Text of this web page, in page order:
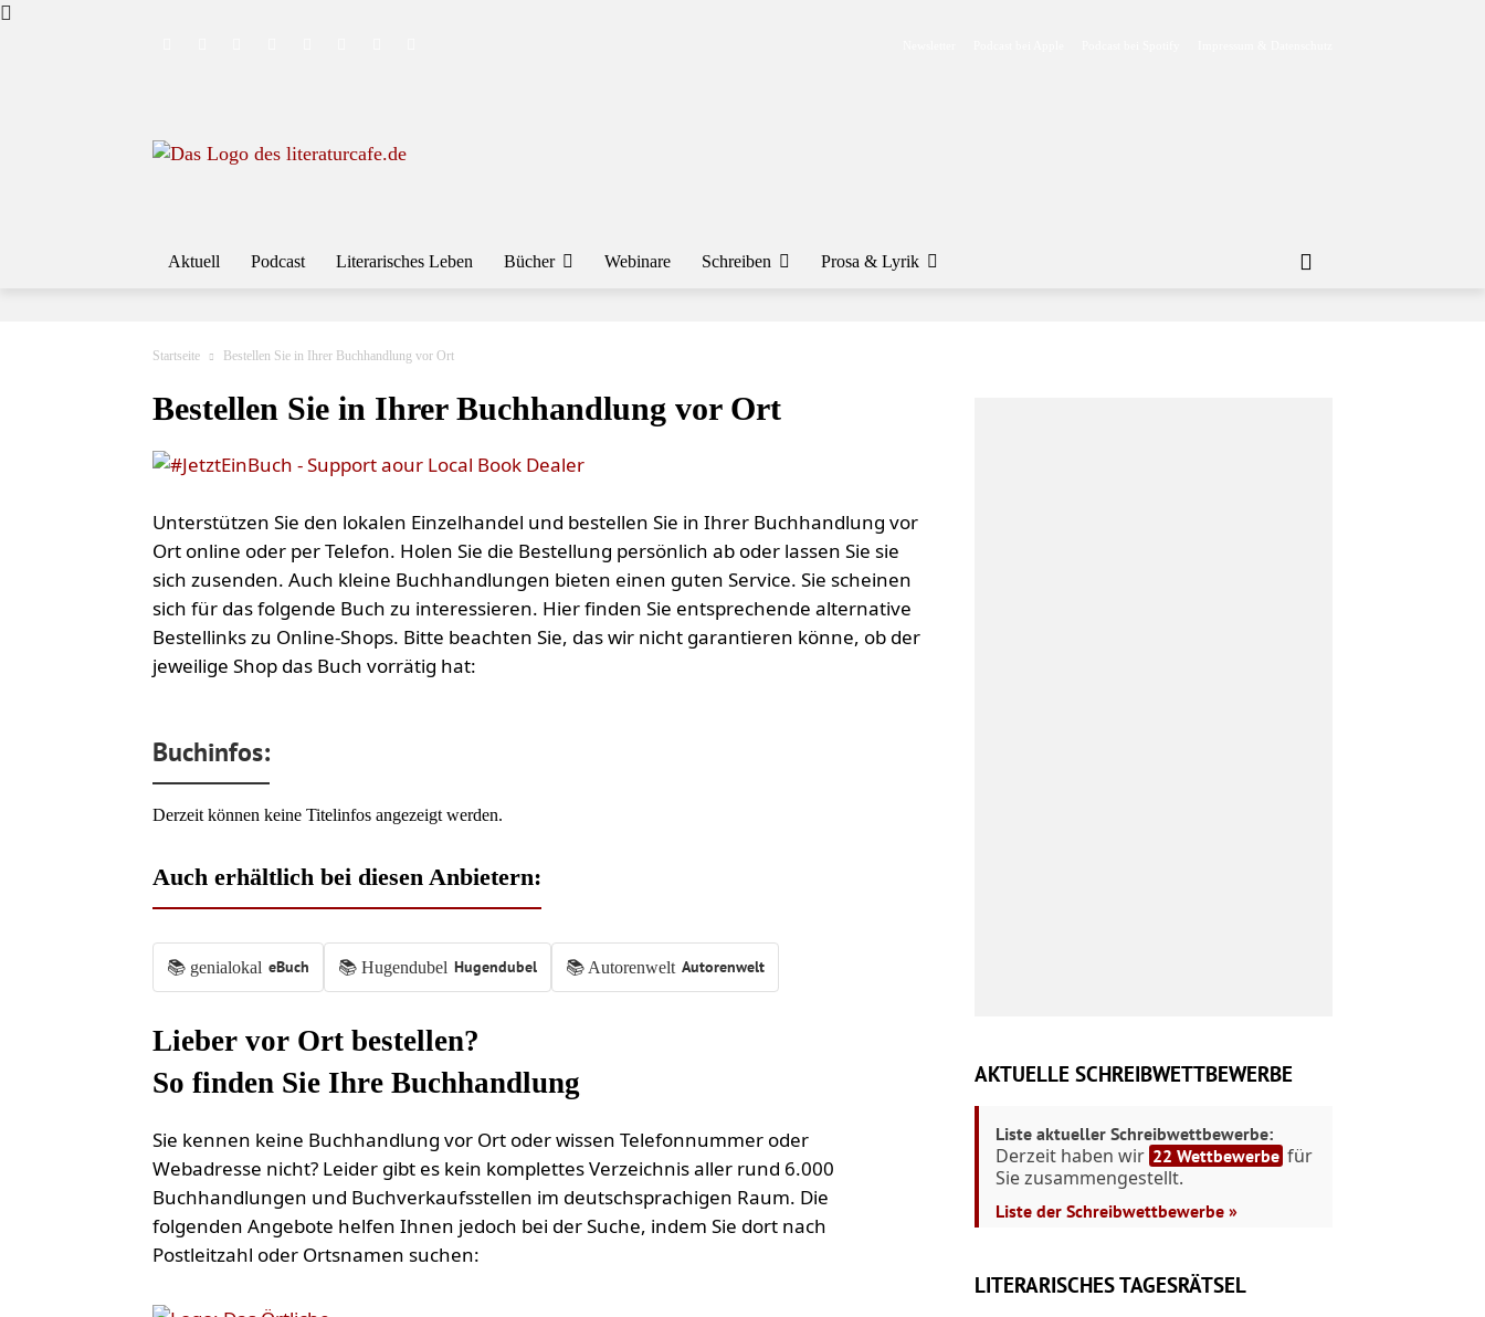
Aktuell Podcast Literarisches Leben Bücher Webinare Schreiben Prosa & Lyrik
Startseite Bestellen Sie in Ihrer Buchhandlung vor Ort
Bestellen Sie in Ihrer Buchhandlung vor Ort
Unterstützen Sie den lokalen Einzelhandel und bestellen Sie in Ihrer Buchhandlung vor
Ort online oder per Telefon. Holen Sie die Bestellung persönlich ab oder lassen Sie sie
sich zusenden. Auch kleine Buchhandlungen bieten einen guten Service. Sie scheinen
sich für das folgende Buch zu interessieren. Hier finden Sie entsprechende alternative
Bestellinks zu Online-Shops. Bitte beachten Sie, das wir nicht garantieren könne, ob der
jeweilige Shop das Buch vorrätig hat:
Buchinfos:
Derzeit können keine Titelinfos angezeigt werden.
Auch erhältlich bei diesen Anbietern:
📚 genialokal eBuch 📚 Hugendubel Hugendubel 📚 Autorenwelt Autorenwelt
Lieber vor Ort bestellen?
So finden Sie Ihre Buchhandlung
Sie kennen keine Buchhandlung vor Ort oder wissen Telefonnummer oder
Webadresse nicht? Leider gibt es kein komplettes Verzeichnis aller rund 6.000
Buchhandlungen und Buchverkaufsstellen im deutschsprachigen Raum. Die
folgenden Angebote helfen Ihnen jedoch bei der Suche, indem Sie dort nach
Postleitzahl oder Ortsnamen suchen:
AKTUELLE SCHREIBWETTBEWERBE
Liste aktueller Schreibwettbewerbe:
Derzeit haben wir 22 Wettbewerbe für
Sie zusammengestellt.
Liste der Schreibwettbewerbe »
LITERARISCHES TAGESRÄTSEL